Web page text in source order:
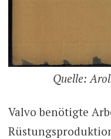
Quelle:
Valvo benötigte